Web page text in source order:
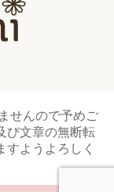
せんので予めご
び文章の無断転
ようよろしく